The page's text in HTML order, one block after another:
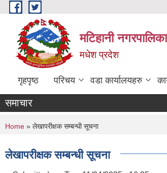
Skip to main content
मटिहानी नगरपालिका
मधेश प्रदेश
गृहपृष्ठ परिचय वडा कार्यालयहरु
समाचार
You are here
Home » लेखापरीक्षक सम्बन्धी सूचना
लेखापरीक्षक सम्बन्धी सूचना